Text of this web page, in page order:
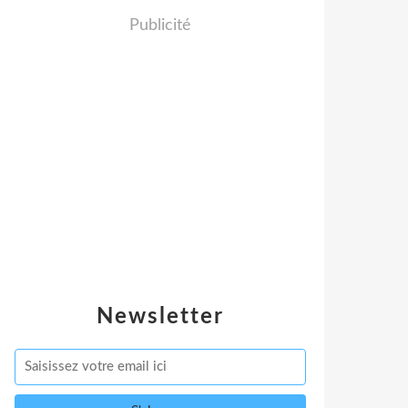
Newsletter
Publicité